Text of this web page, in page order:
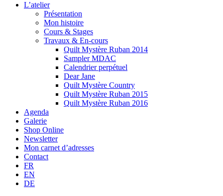
L’atelier
Présentation
Mon histoire
Cours & Stages
Travaux & En-cours
Quilt Mystère Ruban 2014
Sampler MDAC
Calendrier perpétuel
Dear Jane
Quilt Mystère Country
Quilt Mystère Ruban 2015
Quilt Mystère Ruban 2016
Agenda
Galerie
Shop Online
Newsletter
Mon carnet d’adresses
Contact
FR
EN
DE